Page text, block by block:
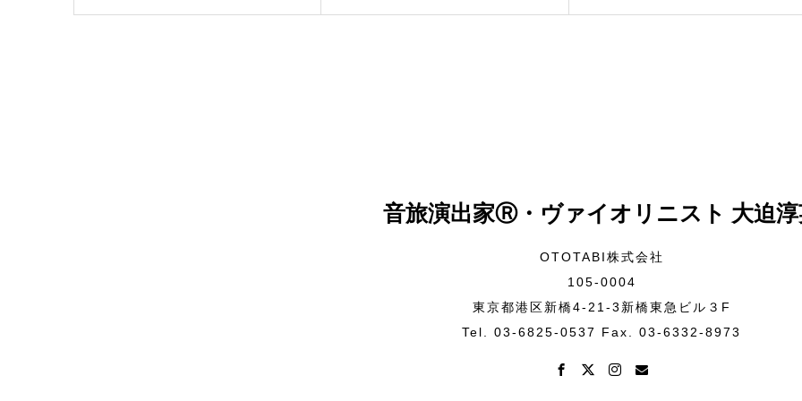
音旅演出家Ⓡ・ヴァイオリニスト 大迫淳
OTOTABI株式会社
105-0004
東京都港区新橋4-21-3新橋東急ビル３F
Tel. 03-6825-0537 Fax. 03-6332-8973